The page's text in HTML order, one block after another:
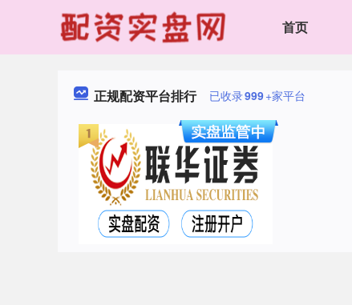
首页
正规配资平台排行 已收录999+家平台